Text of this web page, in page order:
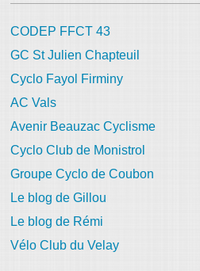
CODEP FFCT 43
GC St Julien Chapteuil
Cyclo Fayol Firminy
AC Vals
Avenir Beauzac Cyclisme
Cyclo Club de Monistrol
Groupe Cyclo de Coubon
Le blog de Gillou
Le blog de Rémi
Vélo Club du Velay